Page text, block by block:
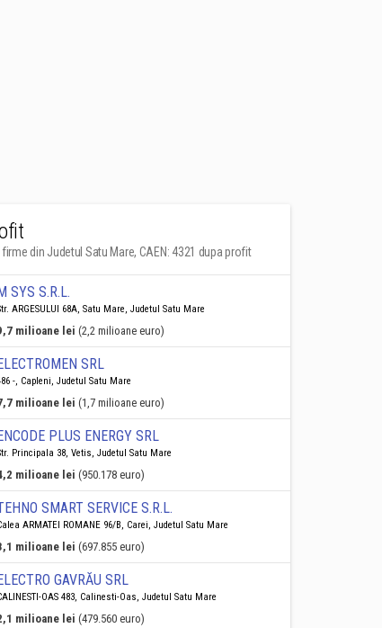
din Judetul Satu Mare, CAEN: 4321 dupa profit
SYS S.R.L.
ARGESULUI 68A, Satu Mare, Judetul Satu Mare
milioane lei (2,2 milioane euro)
SRL
-, Capleni, Judetul Satu Mare
milioane lei (1,7 milioane euro)
PLUS ENERGY SRL
Principala 38, Vetis, Judetul Satu Mare
milioane lei (950.178 euro)
SMART SERVICE S.R.L.
ARMATEI ROMANE 96/B, Carei, Judetul Satu Mare
milioane lei (697.855 euro)
GAVRĂU SRL
OAS 483, Calinesti-Oas, Judetul Satu Mare
milioane lei (479.560 euro)